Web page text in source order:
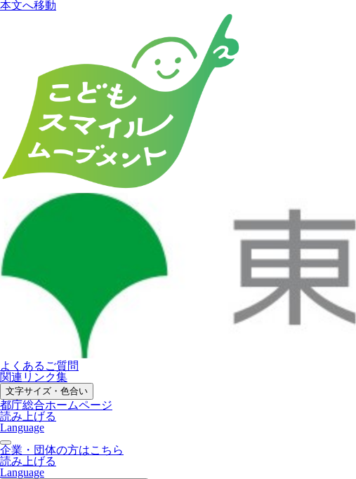
本文へ移動
よくあるご質問
関連リンク集
文字サイズ・色合い
都庁総合ホームページ
読み上げる
Language
企業・団体の方はこちら
読み上げる
Language